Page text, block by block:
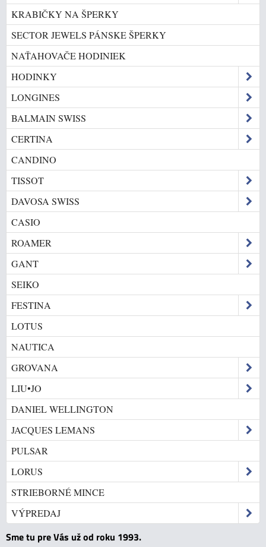
KRABIČKY NA ŠPERKY
SECTOR JEWELS PÁNSKE ŠPERKY
NAŤAHOVAČE HODINIEK
HODINKY
LONGINES
BALMAIN SWISS
CERTINA
CANDINO
TISSOT
DAVOSA SWISS
CASIO
ROAMER
GANT
SEIKO
FESTINA
LOTUS
NAUTICA
GROVANA
LIU•JO
DANIEL WELLINGTON
JACQUES LEMANS
PULSAR
LORUS
STRIEBORNÉ MINCE
VÝPREDAJ
Sme tu pre Vás už od roku 1993.